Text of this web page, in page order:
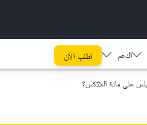
الدعم
اطلب الآن